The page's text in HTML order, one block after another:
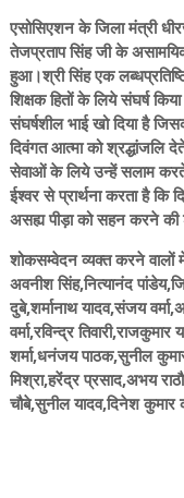
एसोसिएशन के जिला मंत्री
तेजप्रताप सिंह जी के
हुआ।श्री सिंह एक
शिक्षक हितों के लिये संघर्ष
संघर्षशील भाई खो दिया है
दिवंगत आत्मा को श्रद्धांजलि
सेवाओं के लिये उन्हें सलाम करते
ईश्वर से प्रार्थना करता है कि
असह्य पीड़ा को सहन करने की
शोकसम्वेदन व्यक्त करने
अवनीश सिंह,नित्यानंद
दुबे,शर्मानाथ यादव,संजय
वर्मा,रविन्द्र
शर्मा,धनंजय पाठक,सुनील
मिश्रा,हरेंद्र प्रसाद,अभय
चौबे,सुनील यादव,दिनेश कुमार